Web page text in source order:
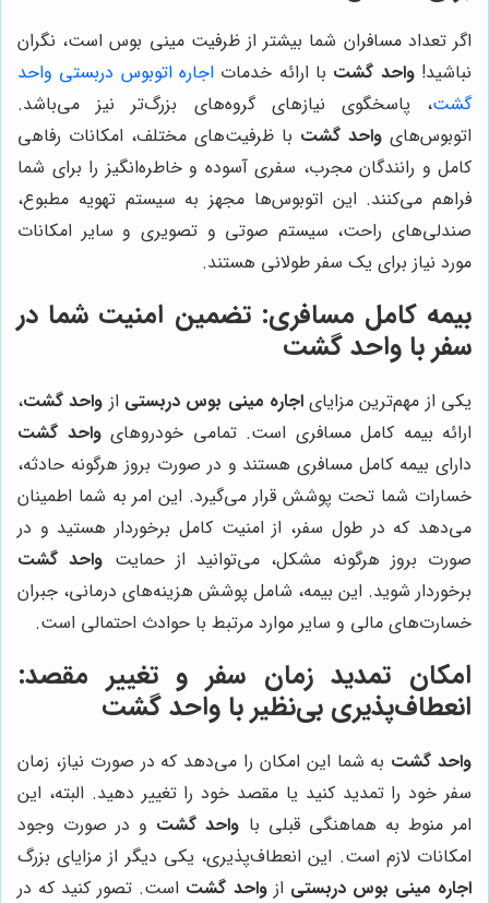
اگر تعداد مسافران شما بیشتر از ظرفیت مینی بوس است، نگران
نباشید!واحد گشت با ارائه خدمات اجاره اتوبوس دربستی واحد
گشت، پاسخگوی نیازهای گروه‌های بزرگ‌تر نیز می‌باشد.
اتوبوس‌های واحد گشت با ظرفیت‌های مختلف، امکانات رفاهی
کامل و رانندگان مجرب، سفری آسوده و خاطره‌انگیز را برای شما
فراهم می‌کنند. این اتوبوس‌ها مجهز به سیستم تهویه مطبوع،
صندلی‌های راحت، سیستم صوتی و تصویری و سایر امکانات
مورد نیاز برای یک سفر طولانی هستند.
بیمه کامل مسافری: تضمین امنیت شما در
سفر با واحد گشت
یکی از مهم‌ترین مزایایاجاره مینی بوس دربستی از واحد گشت،
ارائه بیمه کامل مسافری است. تمامی خودروهایواحد گشت
دارای بیمه کامل مسافری هستند و در صورت بروز هرگونه حادثه،
خسارات شما تحت پوشش قرار می‌گیرد. این امر به شما اطمینان
می‌دهد که در طول سفر، از امنیت کامل برخوردار هستید و در
صورت بروز هرگونه مشکل، می‌توانید از حمایت واحد گشت
برخوردار شوید. این بیمه، شامل پوشش هزینه‌های درمانی، جبران
خسارت‌های مالی و سایر موارد مرتبط با حوادث احتمالی است.
امکان تمدید زمان سفر و تغییر مقصد:
انعطاف‌پذیری بی‌نظیر با واحد گشت
واحد گشت به شما این امکان را می‌دهد که در صورت نیاز، زمان
سفر خود را تمدید کنید یا مقصد خود را تغییر دهید. البته، این
امر منوط به هماهنگی قبلی با واحد گشت و در صورت وجود
امکانات لازم است. این انعطاف‌پذیری، یکی دیگر از مزایای بزرگ
اجاره مینی بوس دربستی ازواحد گشت است. تصور کنید که در